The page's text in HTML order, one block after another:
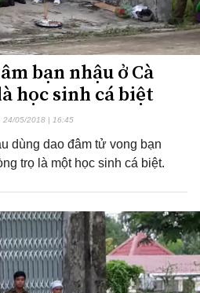
bạn nhậu ở Cà
học sinh cá biệt
24/05/2018 | 16:45
dùng dao đâm tử vong bạn
trọ là một học sinh cá biệt.